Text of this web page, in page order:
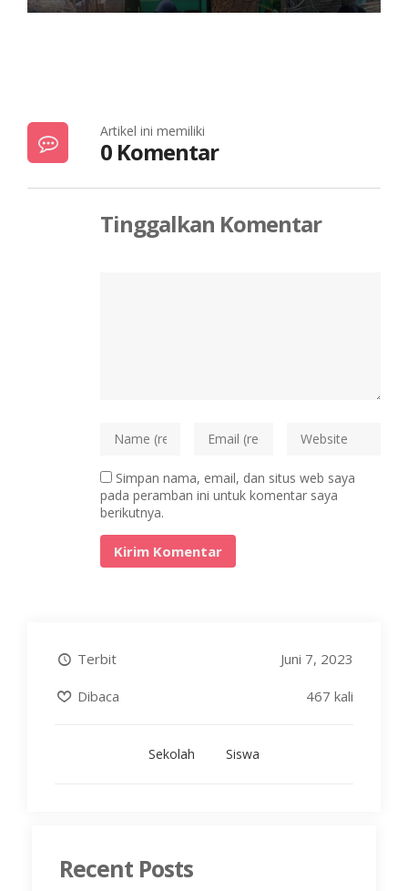
Artikel ini memiliki
0 Komentar
Tinggalkan Komentar
Simpan nama, email, dan situs web saya
pada peramban ini untuk komentar saya
berikutnya.
Terbit Juni 7, 2023
Dibaca 467 kali
Sekolah Siswa
Recent Posts